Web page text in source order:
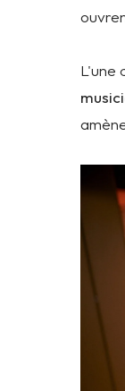
L'une